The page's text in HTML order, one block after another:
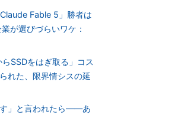
Fable 5」勝者は
が選びづらいワケ：
らSSDをはぎ取る」コス
れた、限界情シスの延
す」と言われたら――あ